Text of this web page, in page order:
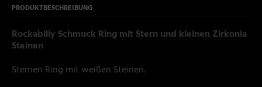
PRODUKTBESCHREIBUNG
Rockabilly Schmuck Ring mit Stern und kleinen Zirkonia
Steinen
Sternen Ring mit weißen Steinen.